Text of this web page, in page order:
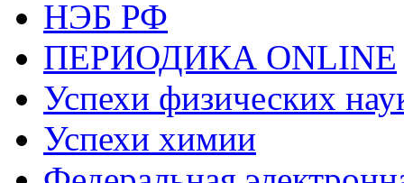
НЭБ РФ
ПЕРИОДИКА ONLINE
Успехи физических
Успехи химии